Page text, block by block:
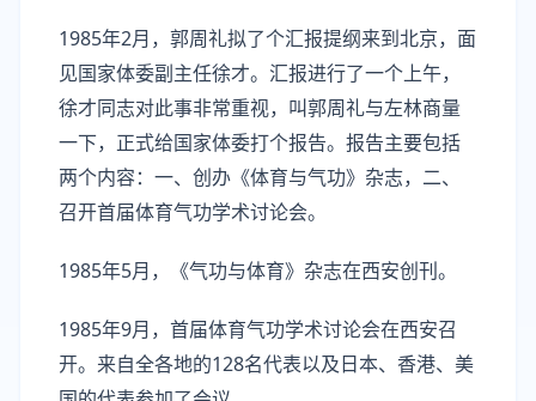
1985年2月，郭周礼拟了个汇报提纲来到北京，面
见国家体委副主任徐才。汇报进行了一个上午，
徐才同志对此事非常重视，叫郭周礼与左林商量
一下，正式给国家体委打个报告。报告主要包括
两个内容：一、创办《体育与气功》杂志，二、
召开首届体育气功学术讨论会。
1985年5月，《气功与体育》杂志在西安创刊。
1985年9月，首届体育气功学术讨论会在西安召
开。来自全各地的128名代表以及日本、香港、美